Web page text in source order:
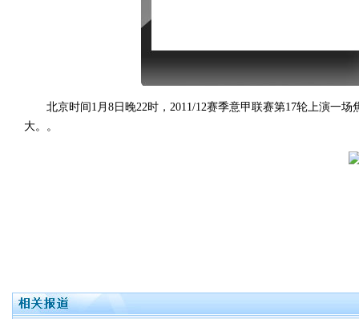
北京时间1月8日晚22时，2011/12赛季意甲联赛第17轮上演一场
大。。